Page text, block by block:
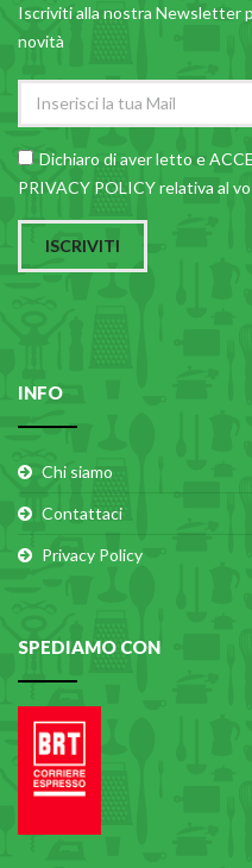
Iscriviti alla nostra Newsletter
novità
Dichiaro di aver letto e
PRIVACY POLICY relativa al
ISCRIVITI
INFO
Chi siamo
Contattaci
Privacy Policy
SPEDIAMO CON